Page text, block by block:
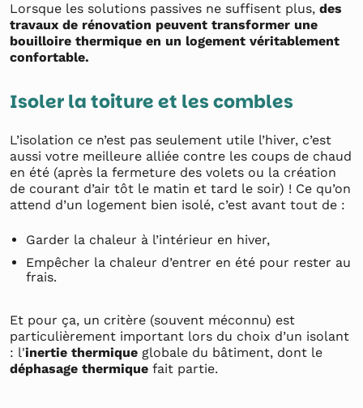
Lorsque les solutions passives ne suffisent plus, des
travaux de rénovation peuvent transformer une
bouilloire thermique en un logement véritablement
confortable.
Isoler la toiture et les combles
L’isolation ce n’est pas seulement utile l’hiver, c’est
aussi votre meilleure alliée contre les coups de chaud
en été (après la fermeture des volets ou la création
de courant d’air tôt le matin et tard le soir) ! Ce qu’on
attend d’un logement bien isolé, c’est avant tout de :
Garder la chaleur à l’intérieur en hiver,
Empêcher la chaleur d’entrer en été pour rester au
frais.
Et pour ça, un critère (souvent méconnu) est
particulièrement important lors du choix d’un isolant
: l'inertie thermique globale du bâtiment, dont le
déphasage thermique fait partie.